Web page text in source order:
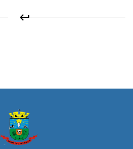
keyboard_return